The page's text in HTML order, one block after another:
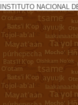
INSTITUTO NACIONAL